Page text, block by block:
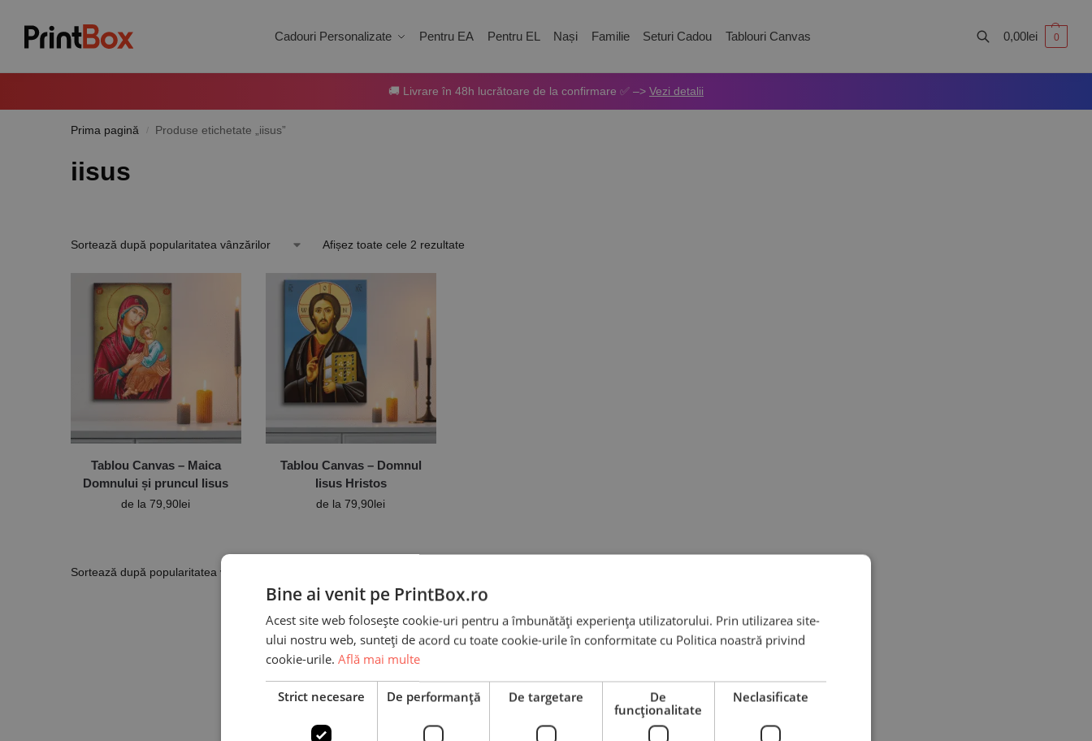
Cadouri Personalizate Pentru EA Pentru EL Nași Familie Seturi Cadou Tablouri Canvas
Search
0,00lei 0
🚚 Livrare în 48h lucrătoare de la confirmare ✅ –> Vezi detalii
Prima pagină / Produse etichetate „iisus”
iisus
Afișez toate cele 2 rezultate
Tablou Canvas – Maica
Domnului și pruncul Iisus
de la79,90lei
Tablou Canvas – Domnul
Iisus Hristos
de la79,90lei
Bine ai venit pe PrintBox.ro
Acest site web folosește cookie-uri pentru a îmbunătăți experiența utilizatorului. Prin utilizarea site-
ului nostru web, sunteți de acord cu toate cookie-urile în conformitate cu Politica noastră privind
cookie-urile. Află mai multe
Strict necesare De performanță De targetare
De
funcţionalitate
Neclasificate